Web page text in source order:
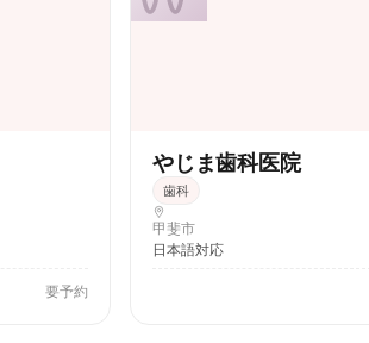
要予約
やじま歯科医院
歯科
甲斐市
日本語対応